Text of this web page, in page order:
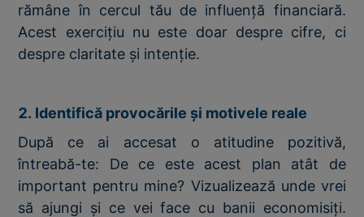
rămâne în cercul tău de influență financiară.
Acest exercițiu nu este doar despre cifre, ci
despre claritate și intenție.
2. Identifică provocările și motivele reale
După ce ai accesat o atitudine pozitivă,
întreabă-te: De ce este acest plan atât de
important pentru mine? Vizualizează unde vrei
să ajungi și ce vei face cu banii economisiți.